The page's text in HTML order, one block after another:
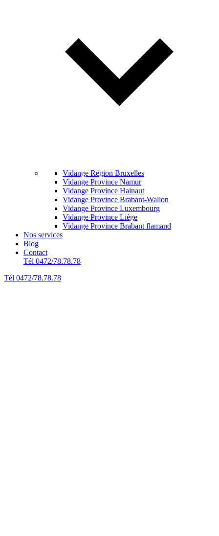
Vidange Région Bruxelles
Vidange Province Namur
Vidange Province Hainaut
Vidange Province Brabant-Wallon
Vidange Province Luxembourg
Vidange Province Liège
Vidange Province Brabant flamand
Nos services
Blog
Contact
Tél 0472/78.78.78
Tél 0472/78.78.78